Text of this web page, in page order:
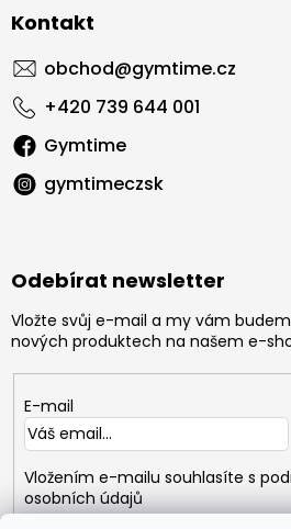
Kontakt
obchod@gymtime.cz
+420 739 644 001
Gymtime
gymtimeczsk
Odebírat newsletter
Vložte svůj e-mail a my vám
nových produktech na našem e-
E-mail
Vložením e-mailu souhlasíte s
osobních údajů